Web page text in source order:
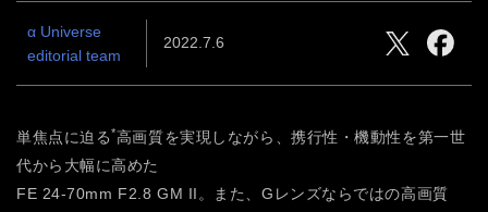
α Universe
editorial team
2022.7.6
単焦点に迫る*高画質を実現しながら、携行性・機動性を第一世
代から大幅に高めた
FE 24-70mm F2.8 GM II。また、Gレンズならではの高画質